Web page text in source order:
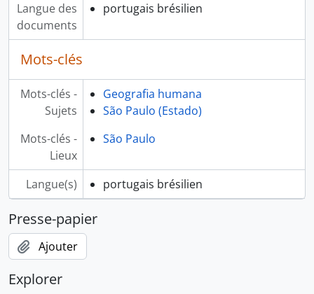
Langue des
documents
portugais brésilien
Mots-clés
Mots-clés -
Sujets
Geografia humana
São Paulo (Estado)
Mots-clés -
Lieux
São Paulo
Langue(s) portugais brésilien
Presse-papier
Ajouter
Explorer